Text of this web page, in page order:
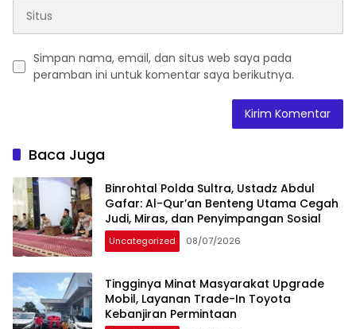
Simpan nama, email, dan situs web saya pada
peramban ini untuk komentar saya berikutnya.
Baca Juga
Binrohtal Polda Sultra, Ustadz Abdul
Gafar: Al-Qur’an Benteng Utama Cegah
Judi, Miras, dan Penyimpangan Sosial
Uncategorized 08/07/2026
Tingginya Minat Masyarakat Upgrade
Mobil, Layanan Trade-In Toyota
Kebanjiran Permintaan